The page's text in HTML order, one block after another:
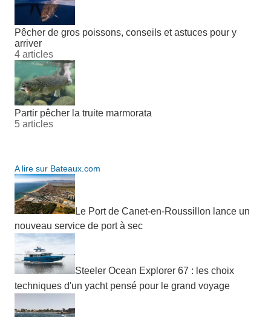
Pêcher de gros poissons, conseils et astuces pour y
arriver
4 articles
Partir pêcher la truite marmorata
5 articles
A lire sur Bateaux.com
Le Port de Canet-en-Roussillon lance un
nouveau service de port à sec
Steeler Ocean Explorer 67 : les choix
techniques d'un yacht pensé pour le grand voyage